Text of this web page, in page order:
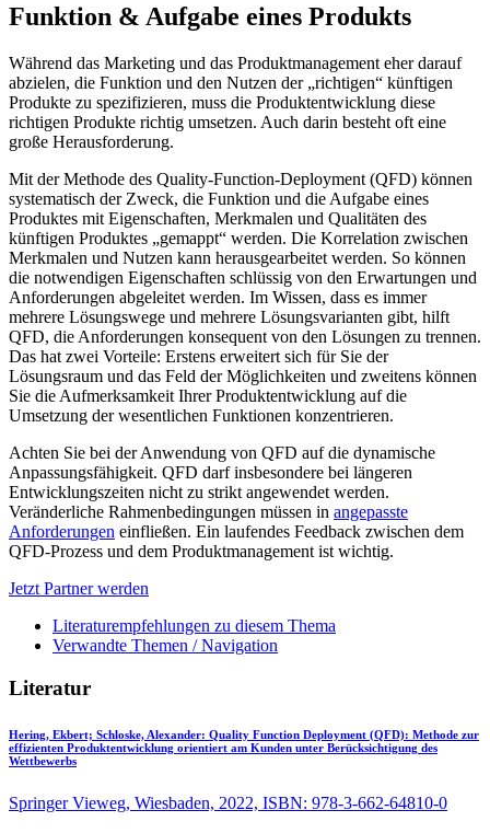
Funktion & Aufgabe eines Produkts
Während das Marketing und das Produktmanagement eher darauf
abzielen, die Funktion und den Nutzen der „richtigen“ künftigen
Produkte zu spezifizieren, muss die Produktentwicklung diese
richtigen Produkte richtig umsetzen. Auch darin besteht oft eine
große Herausforderung.
Mit der Methode des Quality-Function-Deployment (QFD) können
systematisch der Zweck, die Funktion und die Aufgabe eines
Produktes mit Eigenschaften, Merkmalen und Qualitäten des
künftigen Produktes „gemappt“ werden. Die Korrelation zwischen
Merkmalen und Nutzen kann herausgearbeitet werden. So können
die notwendigen Eigenschaften schlüssig von den Erwartungen und
Anforderungen abgeleitet werden. Im Wissen, dass es immer
mehrere Lösungswege und mehrere Lösungsvarianten gibt, hilft
QFD, die Anforderungen konsequent von den Lösungen zu trennen.
Das hat zwei Vorteile: Erstens erweitert sich für Sie der
Lösungsraum und das Feld der Möglichkeiten und zweitens können
Sie die Aufmerksamkeit Ihrer Produktentwicklung auf die
Umsetzung der wesentlichen Funktionen konzentrieren.
Achten Sie bei der Anwendung von QFD auf die dynamische
Anpassungsfähigkeit. QFD darf insbesondere bei längeren
Entwicklungszeiten nicht zu strikt angewendet werden.
Veränderliche Rahmenbedingungen müssen in angepasste
Anforderungen einfließen. Ein laufendes Feedback zwischen dem
QFD-Prozess und dem Produktmanagement ist wichtig.
Jetzt Partner werden
Literaturempfehlungen zu diesem Thema
Verwandte Themen / Navigation
Literatur
Hering, Ekbert; Schloske, Alexander: Quality Function Deployment (QFD): Methode zur
effizienten Produktentwicklung orientiert am Kunden unter Berücksichtigung des
Wettbewerbs
Springer Vieweg, Wiesbaden, 2022, ISBN: 978-3-662-64810-0